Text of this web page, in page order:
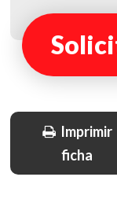
Imprimir
ficha